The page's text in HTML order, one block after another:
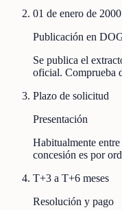
01 de enero de 2000
Publicación en
Se publica el
oficial. Comprueba
Plazo de solicitud
Presentación
Habitualmente
concesión es por
T+3 a T+6 meses
Resolución y pago